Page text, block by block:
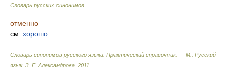
Словарь русских синонимов
отменно
см. хорошо
Словарь синонимов русского языка. Практический справочник. — М.: Русский
язык. З. Е. Александрова 2011